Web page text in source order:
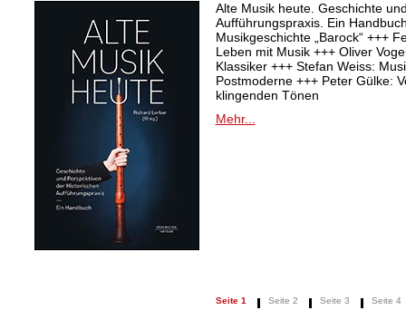
Alte Musik heute. Geschichte
Aufführungspraxis. Ein
Musikgeschichte „Barock“ +++
Leben mit Musik +++ Oliver
Klassiker +++ Stefan Weiss:
Postmoderne +++ Peter Gülke:
klingenden Tönen
Mehr...
Seite 1 Seite 2 Seite 3 Seite 4